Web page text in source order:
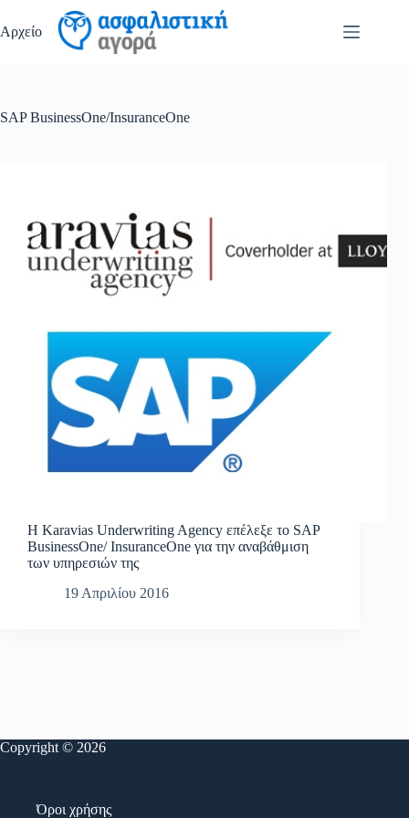
στο
περιεχόμενο
Αρχείο
SAP BusinessOne/InsuranceOne
H Karavias Underwriting Agency επέλεξε το SAP
BusinessOne/ InsuranceOne για την αναβάθμιση
των υπηρεσιών της
19 Απριλίου 2016
Copyright © 2026
Όροι χρήσης